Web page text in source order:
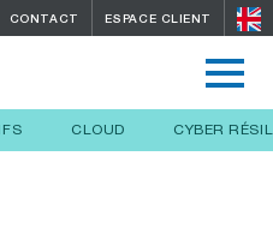
CONTACT ESPACE CLIENT
CLOUD CYBER